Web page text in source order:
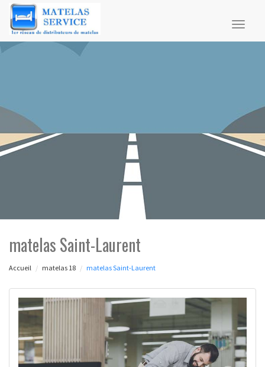
matelas Saint-Laurent
Accueil matelas 18 matelas Saint-Laurent